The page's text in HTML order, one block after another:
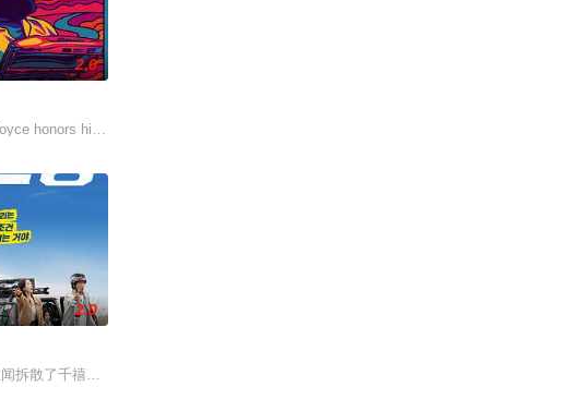
米orDare」大膽遊戲更
答应为挚友雅斯敏牵线搭桥，为她安排相亲。原来，雅斯敏的约会对象是乌塔
2.0
honors his late mother's legacy by f
梦（李萌萌 饰）。他算计利益得失
Le
2.0
拆散了千禧年初期当红的韩国流行三人团体。如今，三人为了一场仅有一次的演出再度合